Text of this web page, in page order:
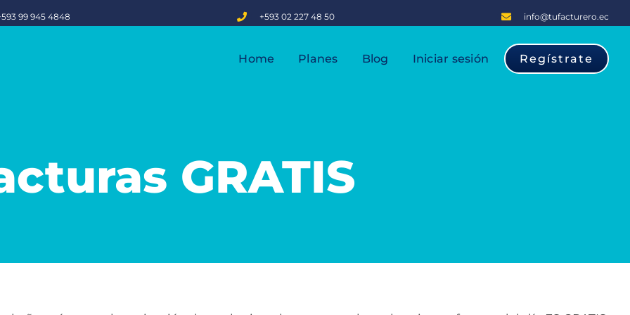
99 945 4848 +593 02 227 48 50 info@tufacturero.ec
Home Planes Blog Iniciar sesión Regístrate
GRATIS